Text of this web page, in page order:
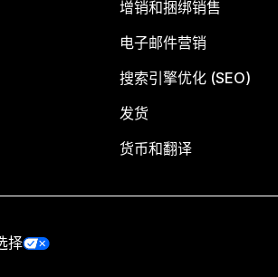
增销和捆绑销售
电子邮件营销
搜索引擎优化 (SEO)
发货
货币和翻译
择